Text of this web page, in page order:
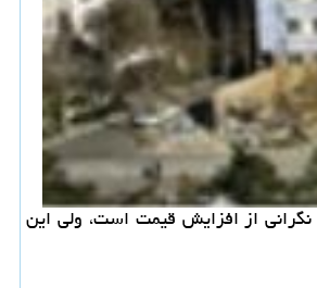
از افزایش قیمت است، ولی این